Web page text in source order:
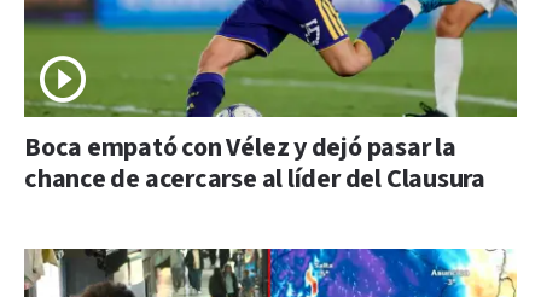
Boca empató con Vélez y dejó pasar la
chance de acercarse al líder del Clausura